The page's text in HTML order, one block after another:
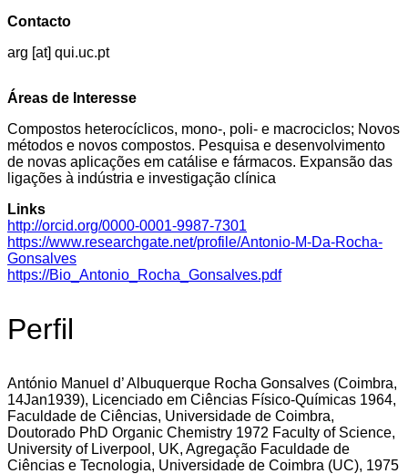
Contacto
arg [at] qui.uc.pt
Áreas de Interesse
Compostos heterocíclicos, mono-, poli- e macrociclos; Novos
métodos e novos compostos. Pesquisa e desenvolvimento
de novas aplicações em catálise e fármacos. Expansão das
ligações à indústria e investigação clínica
Links
http://orcid.org/0000-0001-9987-7301
https://www.researchgate.net/profile/Antonio-M-Da-Rocha-
Gonsalves
https://Bio_Antonio_Rocha_Gonsalves.pdf
Perfil
António Manuel d’ Albuquerque Rocha Gonsalves (Coimbra,
14Jan1939), Licenciado em Ciências Físico-Químicas 1964,
Faculdade de Ciências, Universidade de Coimbra,
Doutorado PhD Organic Chemistry 1972 Faculty of Science,
University of Liverpool, UK, Agregação Faculdade de
Ciências e Tecnologia, Universidade de Coimbra (UC), 1975